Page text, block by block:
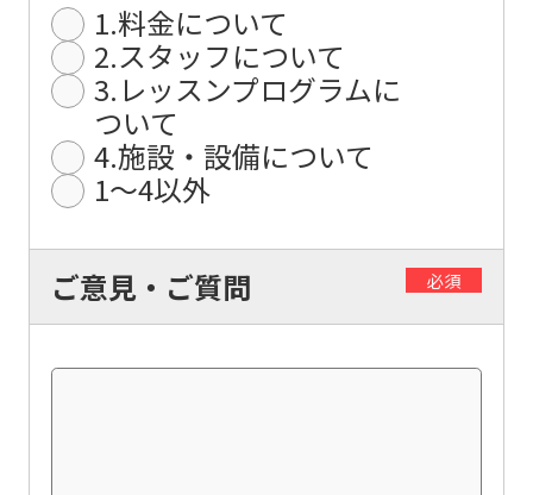
1.料金について
2.スタッフについて
3.レッスンプログラムに
ついて
4.施設・設備について
1〜4以外
ご意見・ご質問 必須
from
the
original
content.
understand